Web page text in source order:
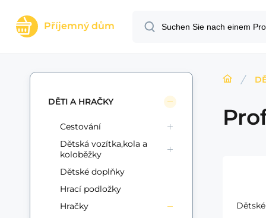
Příjemný dům
DĚTI A HRAČKY
Cestování
Dětská vozítka,kola a
koloběžky
Dětské doplňky
Hrací podložky
Hračky